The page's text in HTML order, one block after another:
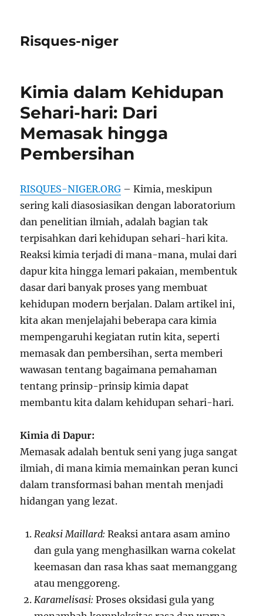
Risques-niger
Kimia dalam Kehidupan
Sehari-hari: Dari
Memasak hingga
Pembersihan
RISQUES-NIGER.ORG – Kimia, meskipun
sering kali diasosiasikan dengan laboratorium
dan penelitian ilmiah, adalah bagian tak
terpisahkan dari kehidupan sehari-hari kita.
Reaksi kimia terjadi di mana-mana, mulai dari
dapur kita hingga lemari pakaian, membentuk
dasar dari banyak proses yang membuat
kehidupan modern berjalan. Dalam artikel ini,
kita akan menjelajahi beberapa cara kimia
mempengaruhi kegiatan rutin kita, seperti
memasak dan pembersihan, serta memberi
wawasan tentang bagaimana pemahaman
tentang prinsip-prinsip kimia dapat
membantu kita dalam kehidupan sehari-hari.
Kimia di Dapur:
Memasak adalah bentuk seni yang juga sangat
ilmiah, di mana kimia memainkan peran kunci
dalam transformasi bahan mentah menjadi
hidangan yang lezat.
Reaksi Maillard: Reaksi antara asam amino
dan gula yang menghasilkan warna cokelat
keemasan dan rasa khas saat memanggang
atau menggoreng.
Karamelisasi: Proses oksidasi gula yang